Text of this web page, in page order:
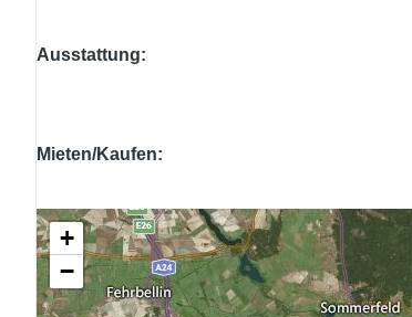
Ausstattung
Mieten/Kaufen
+
−